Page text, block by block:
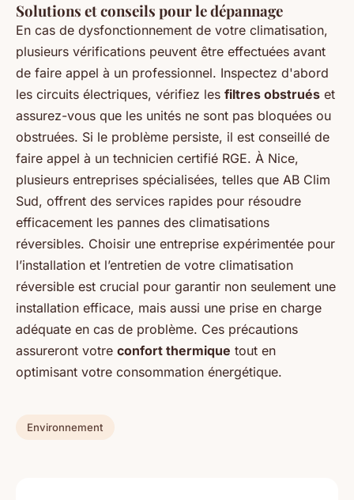
Solutions et conseils pour le dépannage
En cas de dysfonctionnement de votre climatisation,
plusieurs vérifications peuvent être effectuées avant
de faire appel à un professionnel. Inspectez d'abord
les circuits électriques, vérifiez les filtres obstrués et
assurez-vous que les unités ne sont pas bloquées ou
obstruées. Si le problème persiste, il est conseillé de
faire appel à un technicien certifié RGE. À Nice,
plusieurs entreprises spécialisées, telles que AB Clim
Sud, offrent des services rapides pour résoudre
efficacement les pannes des climatisations
réversibles. Choisir une entreprise expérimentée pour
l’installation et l’entretien de votre climatisation
réversible est crucial pour garantir non seulement une
installation efficace, mais aussi une prise en charge
adéquate en cas de problème. Ces précautions
assureront votre confort thermique tout en
optimisant votre consommation énergétique.
Environnement